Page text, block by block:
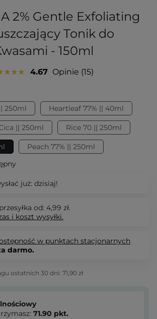
2% Gentle Exfoliating
Tonik do
- 150ml
4.67 Opinie 15
250ml
Heartleaf 77% || 40ml
|| 250ml Rice 70 || 250ml
Peach 77% || 250ml
już: dzisiaj!
od: 4,99 zł.
i koszt wysyłki.
w punktach stacjonarnych
darmo.
ostatnich 30 dni: 71,90 zł
71.90 pkt.